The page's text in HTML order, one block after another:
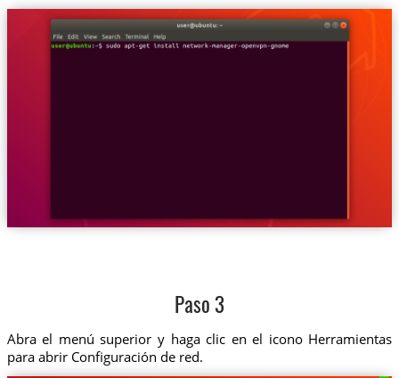
Paso 3
Abra el menú superior y haga clic en el icono Herramientas
para abrir Configuración de red.